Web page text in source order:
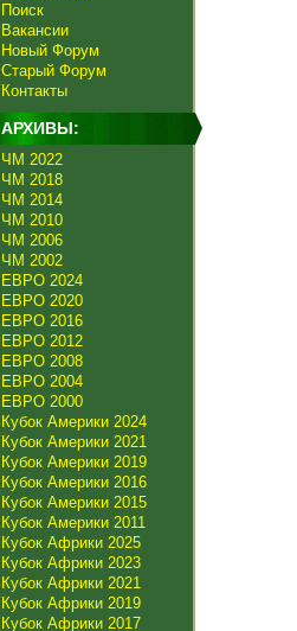
Поиск
Вакансии
Новый Форум
Старый Форум
Контакты
АРХИВЫ:
ЧМ 2022
ЧМ 2018
ЧМ 2014
ЧМ 2010
ЧМ 2006
ЧМ 2002
ЕВРО 2024
ЕВРО 2020
ЕВРО 2016
ЕВРО 2012
ЕВРО 2008
ЕВРО 2004
ЕВРО 2000
Кубок Америки 2024
Кубок Америки 2021
Кубок Америки 2019
Кубок Америки 2016
Кубок Америки 2015
Кубок Америки 2011
Кубок Африки 2025
Кубок Африки 2023
Кубок Африки 2021
Кубок Африки 2019
Кубок Африки 2017